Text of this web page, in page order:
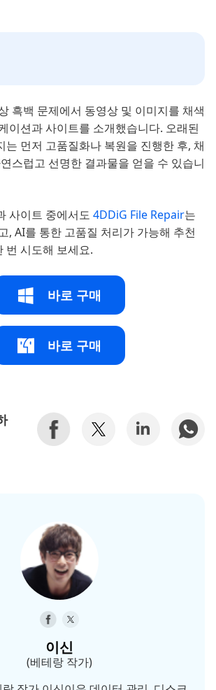
흑백 문제에서 동영상 및 이미지를 채색
이션과 사이트를 소개했습니다. 오래된
는 먼저 고품질화나 복원을 진행한 후, 채
스럽고 선명한 결과물을 얻을 수 있습니
사이트 중에서도 4DDiG File Repair는
, AI를 통한 고품질 처리가 가능해 추천
번 시도해 보세요.
바로 구매
바로 구매
이신
(베테랑 작가)